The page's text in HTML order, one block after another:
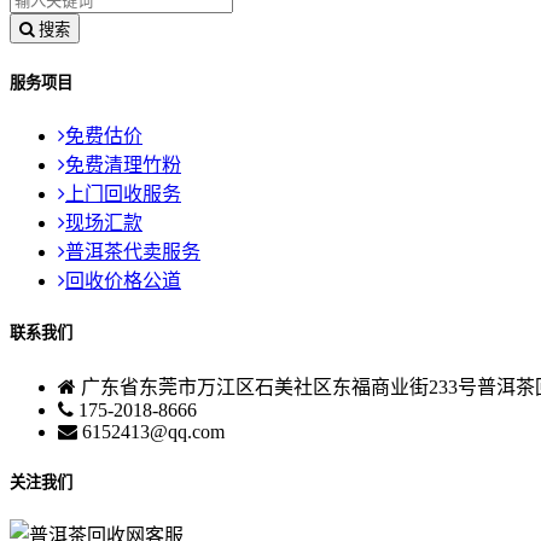
搜索
服务项目
免费估价
免费清理竹粉
上门回收服务
现场汇款
普洱茶代卖服务
回收价格公道
联系我们
广东省东莞市万江区石美社区东福商业街233号普洱茶
175-2018-8666
6152413@qq.com
关注我们